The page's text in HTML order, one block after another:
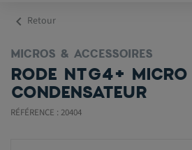
chevron_left Retour
MICROS & ACCESSOIRES
RODE NTG4+
CONDENSATEUR
RÉFÉRENCE : 20404